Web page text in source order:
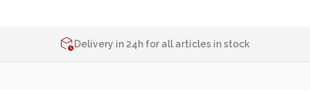
Delivery in 24h for all articles in stock